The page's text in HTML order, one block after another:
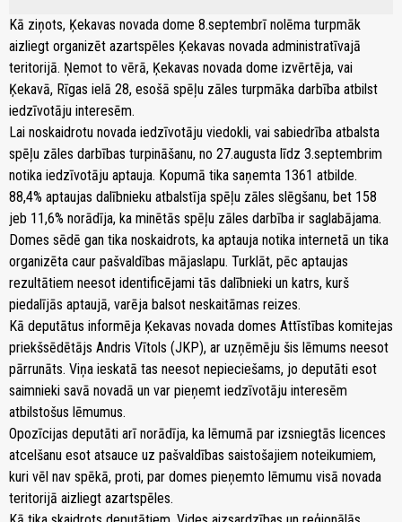
Kā ziņots, Ķekavas novada dome 8.septembrī nolēma turpmāk
aizliegt organizēt azartspēles Ķekavas novada administratīvajā
teritorijā. Ņemot to vērā, Ķekavas novada dome izvērtēja, vai
Ķekavā, Rīgas ielā 28, esošā spēļu zāles turpmāka darbība atbilst
iedzīvotāju interesēm.
Lai noskaidrotu novada iedzīvotāju viedokli, vai sabiedrība atbalsta
spēļu zāles darbības turpināšanu, no 27.augusta līdz 3.septembrim
notika iedzīvotāju aptauja. Kopumā tika saņemta 1361 atbilde.
88,4% aptaujas dalībnieku atbalstīja spēļu zāles slēgšanu, bet 158
jeb 11,6% norādīja, ka minētās spēļu zāles darbība ir saglabājama.
Domes sēdē gan tika noskaidrots, ka aptauja notika internetā un tika
organizēta caur pašvaldības mājaslapu. Turklāt, pēc aptaujas
rezultātiem neesot identificējami tās dalībnieki un katrs, kurš
piedalījās aptaujā, varēja balsot neskaitāmas reizes.
Kā deputātus informēja Ķekavas novada domes Attīstības komitejas
priekšsēdētājs Andris Vītols (JKP), ar uzņēmēju šis lēmums neesot
pārrunāts. Viņa ieskatā tas neesot nepieciešams, jo deputāti esot
saimnieki savā novadā un var pieņemt iedzīvotāju interesēm
atbilstošus lēmumus.
Opozīcijas deputāti arī norādīja, ka lēmumā par izsniegtās licences
atcelšanu esot atsauce uz pašvaldības saistošajiem noteikumiem,
kuri vēl nav spēkā, proti, par domes pieņemto lēmumu visā novada
teritorijā aizliegt azartspēles.